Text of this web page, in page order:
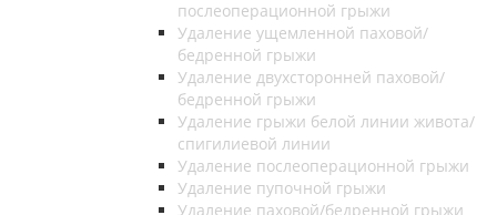
послеоперационной грыжи
Удаление ущемленной паховой/
бедренной грыжи
Удаление двухсторонней паховой/
бедренной грыжи
Удаление грыжи белой линии живота/
спигилиевой линии
Удаление послеоперационной грыжи
Удаление пупочной грыжи
Удаление паховой/бедренной грыжи